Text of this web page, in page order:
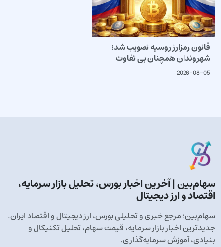
قانون رمزارز روسیه تصویب شد؛
شهروندان همچنان بی تفاوت
2026-08-05
سهام‌بین | آخرین اخبار بورس، تحلیل بازار سرمایه،
اقتصاد و ارز دیجیتال
سهام‌بین؛ مرجع خبری و تحلیلی بورس، ارز دیجیتال و اقتصاد ایران.
جدیدترین اخبار بازار سرمایه، قیمت سهام، تحلیل تکنیکال و
بنیادی، آموزش سرمایه‌گذاری.